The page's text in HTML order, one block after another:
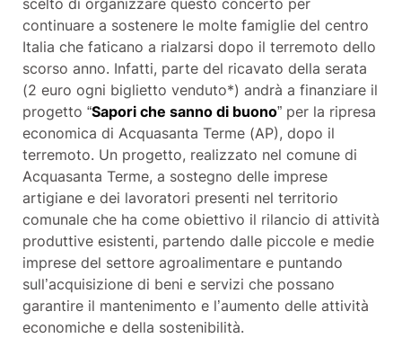
scelto di organizzare questo concerto per
continuare a sostenere le molte famiglie del centro
Italia che faticano a rialzarsi dopo il terremoto dello
scorso anno. Infatti, parte del ricavato della serata
(2 euro ogni biglietto venduto*) andrà a finanziare il
progetto “Sapori che sanno di buono” per la ripresa
economica di Acquasanta Terme (AP), dopo il
terremoto. Un progetto, realizzato nel comune di
Acquasanta Terme, a sostegno delle imprese
artigiane e dei lavoratori presenti nel territorio
comunale che ha come obiettivo il rilancio di attività
produttive esistenti, partendo dalle piccole e medie
imprese del settore agroalimentare e puntando
sull’acquisizione di beni e servizi che possano
garantire il mantenimento e l’aumento delle attività
economiche e della sostenibilità.